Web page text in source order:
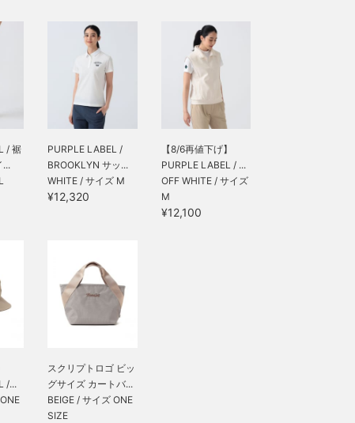
/ 裾
...
PURPLE LABEL /
BROOKLYN サッ...
WHITE / サイズ M
¥12,320
【8/6再値下げ】
PURPLE LABEL / ...
OFF WHITE / サイズ
M
¥12,100
/...
スクリプトロゴ ビッ
グサイズ カートバ...
BEIGE / サイズ ONE
SIZE